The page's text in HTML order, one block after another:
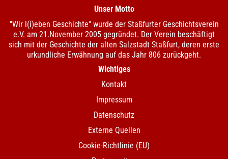
Unser Motto
"Wir l(i)eben Geschichte" wurde der Staßfurter Geschichtsverein
e.V. am 21.November 2005 gegründet. Der Verein beschäftigt
sich mit der Geschichte der alten Salzstadt Staßfurt, deren erste
urkundliche Erwähnung auf das Jahr 806 zurückgeht.
Wichtiges
Kontakt
Impressum
Datenschutz
Externe Quellen
Cookie-Richtlinie (EU)